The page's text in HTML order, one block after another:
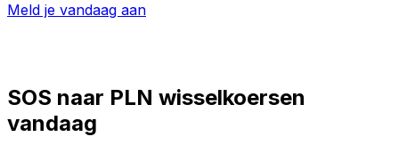
Meld je vandaag aan
SOS naar PLN wisselkoersen
vandaag